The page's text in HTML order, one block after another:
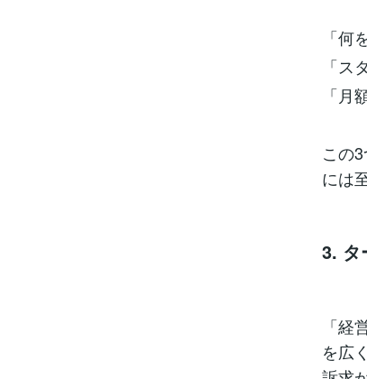
「何
「ス
「月
この
には
3. タ
「
を広